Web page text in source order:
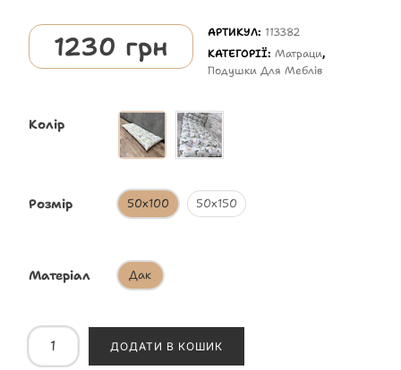
1230 грн АРТИКУЛ: 113382
КАТЕГОРІЇ:Матраци,
Подушки Для Меблів
Колір
Розмір 50х100 50х150
Матеріал Дак
ДОДАТИ В КОШИК